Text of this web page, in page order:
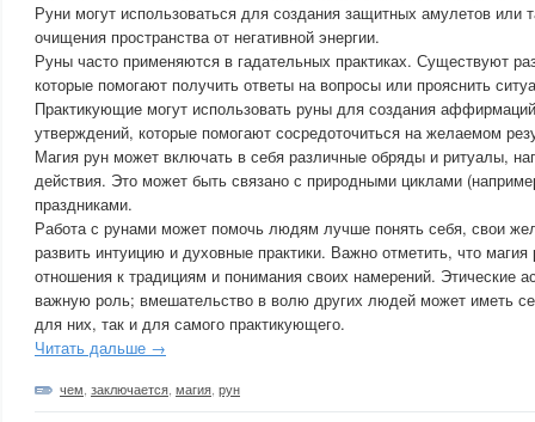
Руни могут использоваться для создания защитных амулетов или
очищения пространства от негативной энергии.
Руны часто применяются в гадательных практиках. Существуют
которые помогают получить ответы на вопросы или прояснить
Практикующие могут использовать руны для создания
утверждений, которые помогают сосредоточиться на желаемом
Магия рун может включать в себя различные обряды и ритуалы,
действия. Это может быть связано с природными циклами
праздниками.
Работа с рунами может помочь людям лучше понять себя, свои
развить интуицию и духовные практики. Важно отметить, что магия
отношения к традициям и понимания своих намерений. Этические
важную роль; вмешательство в волю других людей может иметь
для них, так и для самого практикующего.
Читать дальше →
чем заключается магия рун